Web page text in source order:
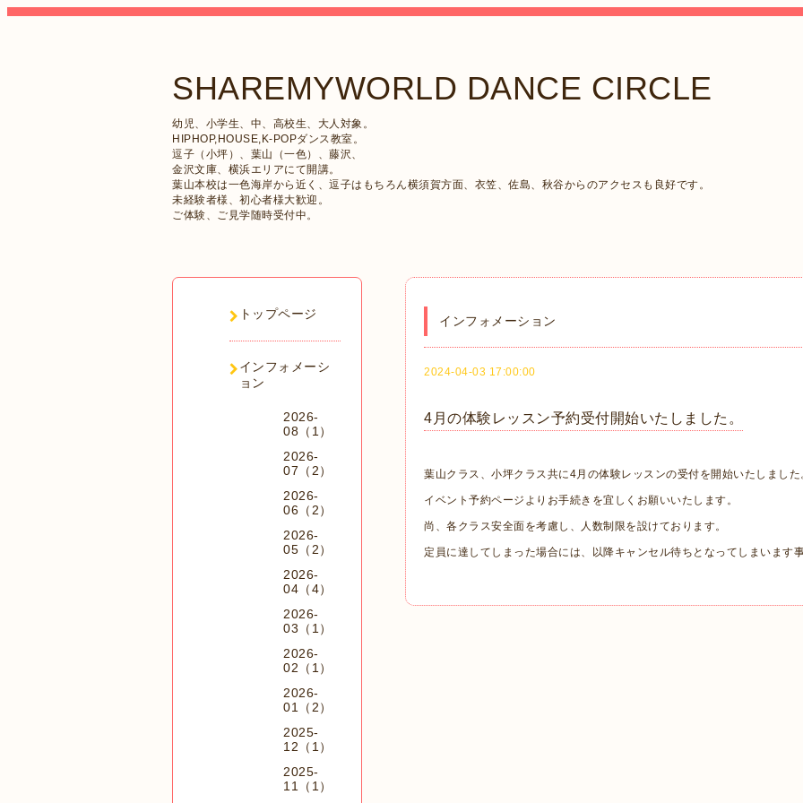
SHAREMYWORLD DANCE CIRCLE
幼児、小学生、中、高校生、大人対象。
HIPHOP,HOUSE,K-POPダンス教室。
逗子（小坪）、葉山（一色）、藤沢、
金沢文庫、横浜エリアにて開講。
葉山本校は一色海岸から近く、逗子はもちろん横須賀方面、衣笠、佐島、秋谷からのアクセスも良好です。
未経験者様、初心者様大歓迎。
ご体験、ご見学随時受付中。
インフォメーション
2024-04-03 17:00:00
4月の体験レッスン予約受付開始いたしました。
葉山クラス、小坪クラス共に4月の体験レッスンの受付を開始いたしました
イベント予約ページよりお手続きを宜しくお願いいたします。
尚、各クラス安全面を考慮し、人数制限を設けております。
定員に達してしまった場合には、以降キャンセル待ちとなってしまいます
トップページ
インフォメーシ
ョン
2026-
08（1）
2026-
07（2）
2026-
06（2）
2026-
05（2）
2026-
04（4）
2026-
03（1）
2026-
02（1）
2026-
01（2）
2025-
12（1）
2025-
11（1）